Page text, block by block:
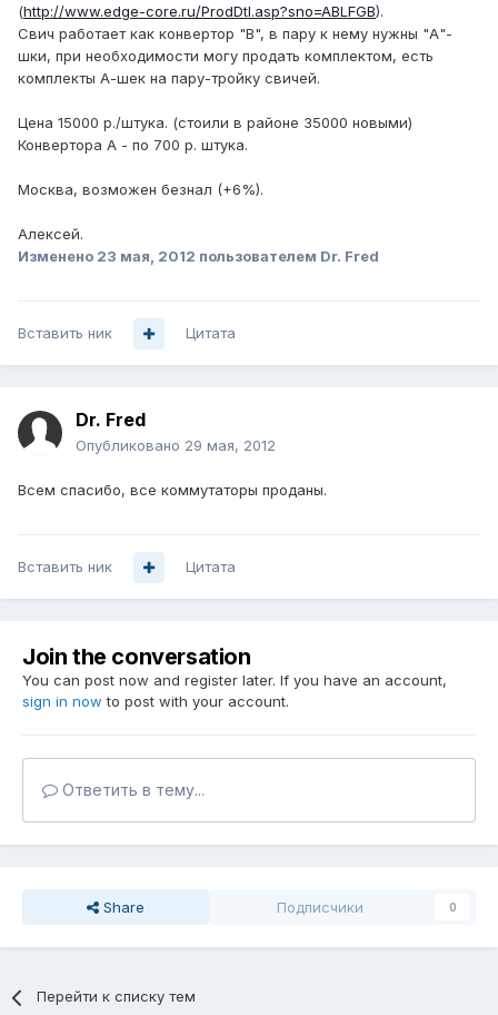
(http://www.edge-core.ru/ProdDtl.asp?sno=ABLFGB).
Свич работает как конвертор "B", в пару к нему нужны "А"-
шки, при необходимости могу продать комплектом, есть
комплекты А-шек на пару-тройку свичей.
Цена 15000 р./штука. (стоили в районе 35000 новыми)
Конвертора А - по 700 р. штука.
Москва, возможен безнал (+6%).
Алексей.
Изменено 23 мая, 2012 пользователем Dr. Fred
Вставить ник Цитата
Dr. Fred
Опубликовано 29 мая, 2012
Всем спасибо, все коммутаторы проданы.
Вставить ник Цитата
Join the conversation
You can post now and register later. If you have an account,
sign in now to post with your account.
Ответить в тему...
Share Подписчики 0
Перейти к списку тем